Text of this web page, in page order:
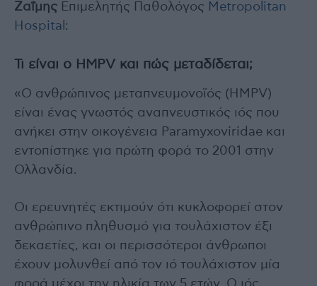
Ζαΐμης Επιμελητής Παθολόγος Metropolitan
Hospital :
Τι είναι ο HMPV και πώς μεταδίδεται;
«Ο ανθρώπινος μεταπνευμονοϊός (HMPV)
είναι ένας γνωστός αναπνευστικός ιός που
ανήκει στην οικογένεια Paramyxoviridae και
εντοπίστηκε για πρώτη φορά το 2001 στην
Ολλανδία.
Οι ερευνητές εκτιμούν ότι κυκλοφορεί στον
ανθρώπινο πληθυσμό για τουλάχιστον έξι
δεκαετίες, και οι περισσότεροι άνθρωποι
έχουν μολυνθεί από τον ιό τουλάχιστον μία